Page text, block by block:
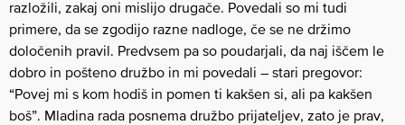
razložili, zakaj oni mislijo drugače. Povedali so mi tudi
primere, da se zgodijo razne nadloge, če se ne držimo
določenih pravil. Predvsem pa so poudarjali, da naj iščem le
dobro in pošteno družbo in mi povedali – stari pregovor:
“Povej mi s kom hodiš in pomen ti kakšen si, ali pa kakšen
boš”. Mladina rada posnema družbo prijateljev, zato je prav,